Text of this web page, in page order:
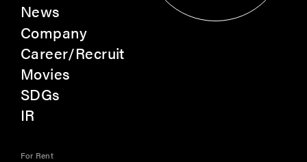
News
Company
Career/Recruit
Movies
SDGs
IR
For Rent